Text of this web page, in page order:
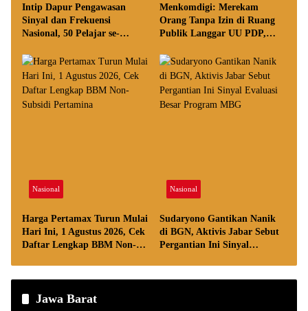
Intip Dapur Pengawasan
Sinyal dan Frekuensi
Nasional, 50 Pelajar se-
Menkomdigi: Merekam
Orang Tanpa Izin di Ruang
Publik Langgar UU PDP,
Prioritas Perlindungan
Nasional
Harga Pertamax Turun Mulai
Hari Ini, 1 Agustus 2026, Cek
Daftar Lengkap BBM Non-
Nasional
Sudaryono Gantikan Nanik
di BGN, Aktivis Jabar Sebut
Pergantian Ini Sinyal
Jawa Barat